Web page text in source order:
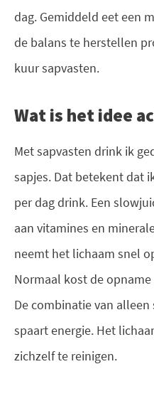
dag. Gemiddeld eet een
de balans te herstellen
kuur sapvasten.
Wat is het idee
Met sapvasten drink ik
sapjes. Dat betekent dat
per dag drink. Een
aan vitamines en
neemt het lichaam snel
Normaal kost de
De combinatie van
spaart energie. Het
zichzelf te reinigen.